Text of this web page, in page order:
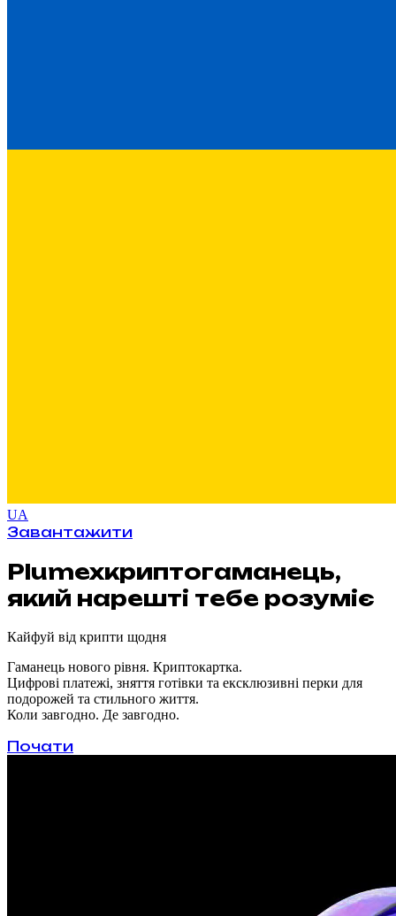
UA
Завантажити
Plumexкриптогаманець,
який нарешті тебе розуміє
Кайфуй від крипти щодня
Гаманець нового рівня. Криптокартка.
Цифрові платежі, зняття готівки та ексклюзивні перки для
подорожей та стильного життя.
Коли завгодно. Де завгодно.
Почати